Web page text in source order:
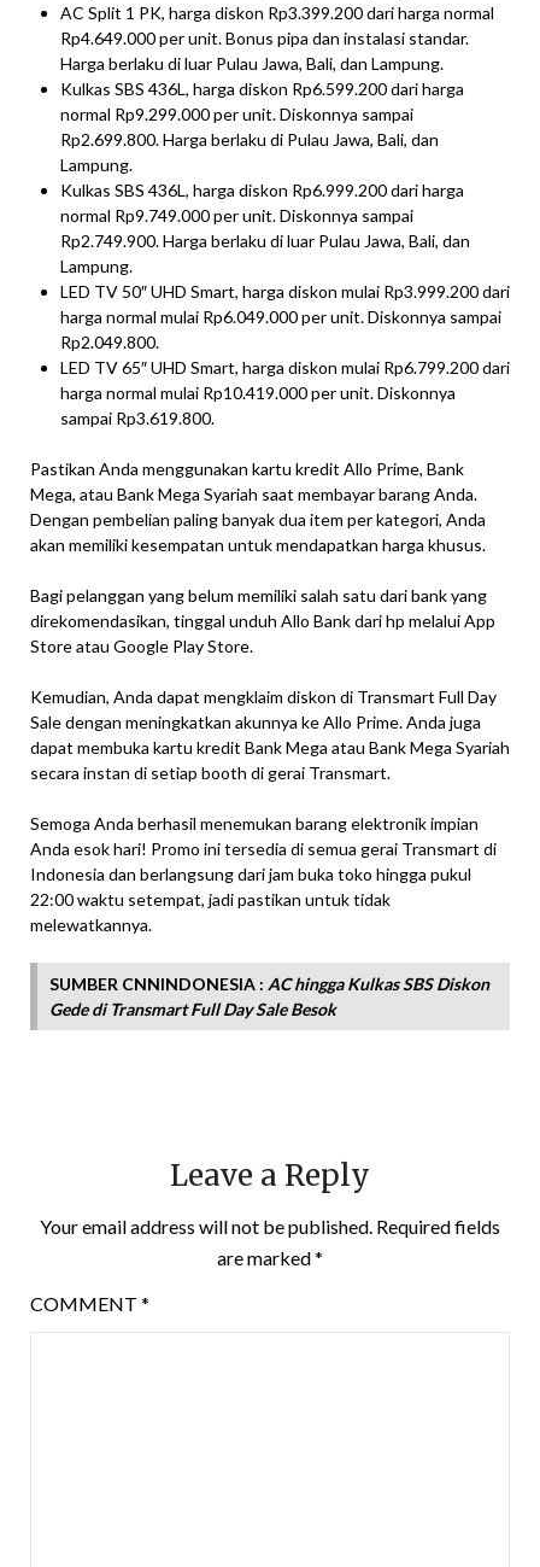
AC Split 1 PK, harga diskon Rp3.399.200 dari harga normal
Rp4.649.000 per unit. Bonus pipa dan instalasi standar.
Harga berlaku di luar Pulau Jawa, Bali, dan Lampung.
Kulkas SBS 436L, harga diskon Rp6.599.200 dari harga
normal Rp9.299.000 per unit. Diskonnya sampai
Rp2.699.800. Harga berlaku di Pulau Jawa, Bali, dan
Lampung.
Kulkas SBS 436L, harga diskon Rp6.999.200 dari harga
normal Rp9.749.000 per unit. Diskonnya sampai
Rp2.749.900. Harga berlaku di luar Pulau Jawa, Bali, dan
Lampung.
LED TV 50″ UHD Smart, harga diskon mulai Rp3.999.200 dari
harga normal mulai Rp6.049.000 per unit. Diskonnya sampai
Rp2.049.800.
LED TV 65″ UHD Smart, harga diskon mulai Rp6.799.200 dari
harga normal mulai Rp10.419.000 per unit. Diskonnya
sampai Rp3.619.800.
Pastikan Anda menggunakan kartu kredit Allo Prime, Bank
Mega, atau Bank Mega Syariah saat membayar barang Anda.
Dengan pembelian paling banyak dua item per kategori, Anda
akan memiliki kesempatan untuk mendapatkan harga khusus.
Bagi pelanggan yang belum memiliki salah satu dari bank yang
direkomendasikan, tinggal unduh Allo Bank dari hp melalui App
Store atau Google Play Store.
Kemudian, Anda dapat mengklaim diskon di Transmart Full Day
Sale dengan meningkatkan akunnya ke Allo Prime. Anda juga
dapat membuka kartu kredit Bank Mega atau Bank Mega Syariah
secara instan di setiap booth di gerai Transmart.
Semoga Anda berhasil menemukan barang elektronik impian
Anda esok hari! Promo ini tersedia di semua gerai Transmart di
Indonesia dan berlangsung dari jam buka toko hingga pukul
22:00 waktu setempat, jadi pastikan untuk tidak
melewatkannya.
SUMBER CNNINDONESIA : AC hingga Kulkas SBS Diskon
Gede di Transmart Full Day Sale Besok
Leave a Reply
Your email address will not be published. Required fields
are marked*
COMMENT *